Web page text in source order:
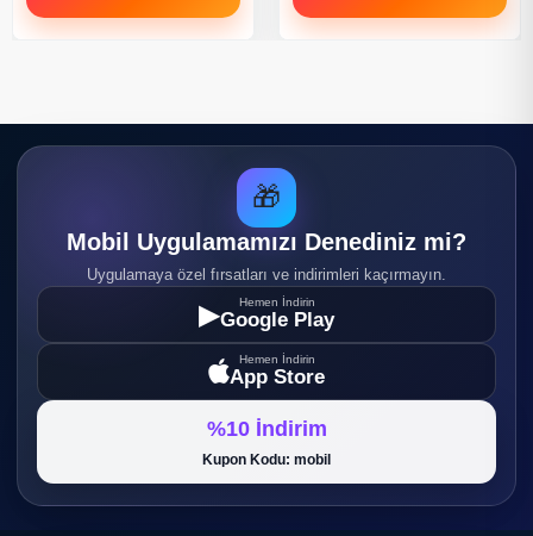
🎁
Mobil Uygulamamızı Denediniz mi?
Uygulamaya özel fırsatları ve indirimleri kaçırmayın.
▶ Hemen İndirin
Google Play
Hemen İndirin
App Store
%10 İndirim
Kupon Kodu: mobil